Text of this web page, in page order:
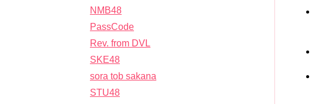
NMB48
PassCode
Rev. from DVL
SKE48
sora tob sakana
STU48